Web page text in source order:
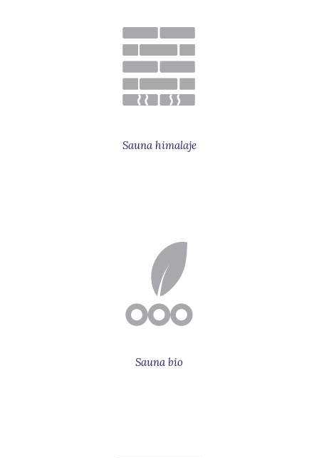
Sauna himalaje
Sauna bio